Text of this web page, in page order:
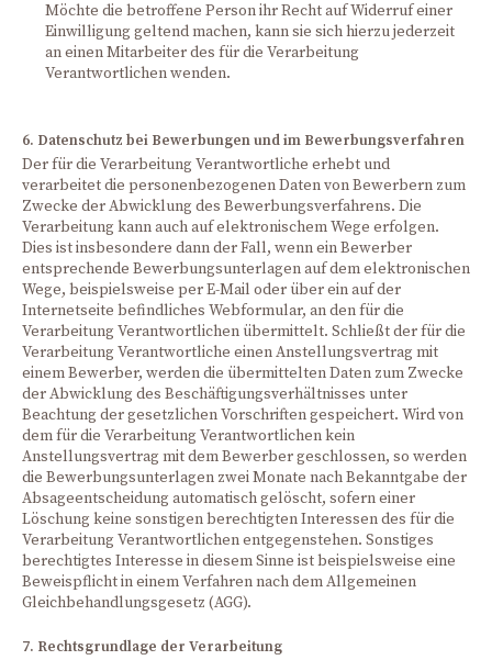
Möchte die betroffene Person ihr Recht auf Widerruf einer
Einwilligung geltend machen, kann sie sich hierzu jederzeit
an einen Mitarbeiter des für die Verarbeitung
Verantwortlichen wenden.
6. Datenschutz bei Bewerbungen und im Bewerbungsverfahren
Der für die Verarbeitung Verantwortliche erhebt und
verarbeitet die personenbezogenen Daten von Bewerbern zum
Zwecke der Abwicklung des Bewerbungsverfahrens. Die
Verarbeitung kann auch auf elektronischem Wege erfolgen.
Dies ist insbesondere dann der Fall, wenn ein Bewerber
entsprechende Bewerbungsunterlagen auf dem elektronischen
Wege, beispielsweise per E-Mail oder über ein auf der
Internetseite befindliches Webformular, an den für die
Verarbeitung Verantwortlichen übermittelt. Schließt der für die
Verarbeitung Verantwortliche einen Anstellungsvertrag mit
einem Bewerber, werden die übermittelten Daten zum Zwecke
der Abwicklung des Beschäftigungsverhältnisses unter
Beachtung der gesetzlichen Vorschriften gespeichert. Wird von
dem für die Verarbeitung Verantwortlichen kein
Anstellungsvertrag mit dem Bewerber geschlossen, so werden
die Bewerbungsunterlagen zwei Monate nach Bekanntgabe der
Absageentscheidung automatisch gelöscht, sofern einer
Löschung keine sonstigen berechtigten Interessen des für die
Verarbeitung Verantwortlichen entgegenstehen. Sonstiges
berechtigtes Interesse in diesem Sinne ist beispielsweise eine
Beweispflicht in einem Verfahren nach dem Allgemeinen
Gleichbehandlungsgesetz (AGG).
7. Rechtsgrundlage der Verarbeitung